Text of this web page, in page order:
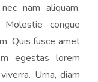
nam aliquam.
congue
Quis fusce amet
egestas lorem
Urna, diam